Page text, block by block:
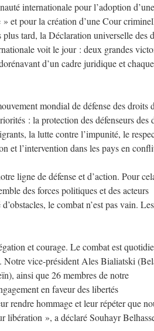
internationale pour l’adoption d’une
et pour la création d’une Cour
tard, la Déclaration universelle des
voit le jour : deux grandes
d’un cadre juridique et
mondial de défense des droits
: la protection des défenseurs des
la lutte contre l’impunité, le
et l’intervention dans les pays en
ligne de défense et d’action. Pour
des forces politiques et des acteurs
le combat n’est pas vain. Les
et courage. Le combat est
Notre vice-président Ales Bialiatski
ainsi que 26 membres de notre
en faveur des libertés
rendre hommage et leur répéter que
libération », a déclaré Souhayr